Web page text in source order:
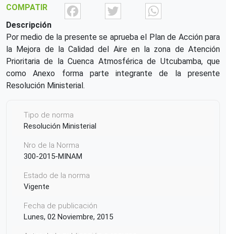
COMPATIR FacebookTwitter
Descripción
Por medio de la presente se aprueba el Plan de Acción para
la Mejora de la Calidad del Aire en la zona de Atención
Prioritaria de la Cuenca Atmosférica de Utcubamba, que
como Anexo forma parte integrante de la presente
Resolución Ministerial.
Tipo de norma
Resolución Ministerial
Nro de la Norma
300-2015-MINAM
Estado de la norma
Vigente
Fecha de publicación
Lunes, 02 Noviembre, 2015